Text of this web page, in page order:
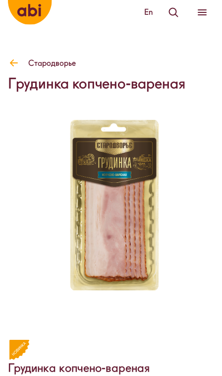
En
Стародворье
Грудинка копчено-вареная
Грудинка копчено-вареная